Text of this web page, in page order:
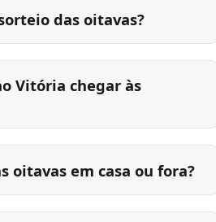
das oitavas?
Vitória chegar às
oitavas em casa ou fora?